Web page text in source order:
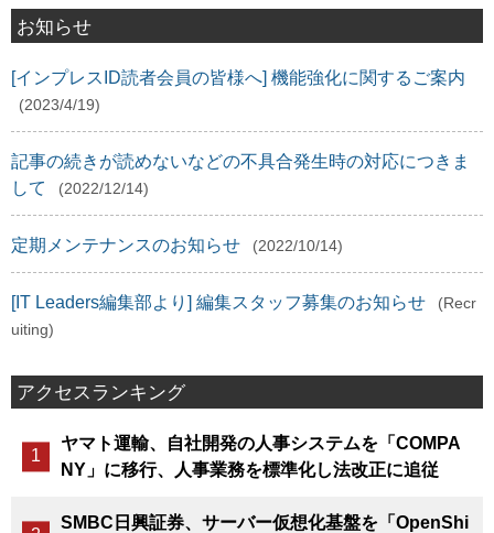
お知らせ
[インプレスID読者会員の皆様へ] 機能強化に関するご案内
(2023/4/19)
記事の続きが読めないなどの不具合発生時の対応につきま
して
(2022/12/14)
定期メンテナンスのお知らせ (2022/10/14)
[IT Leaders編集部より] 編集スタッフ募集のお知らせ
(Recr
uiting)
アクセスランキング
ヤマト運輸、自社開発の人事システムを「COMPA
NY」に移行、人事業務を標準化し法改正に追従
SMBC日興証券、サーバー仮想化基盤を「OpenShi